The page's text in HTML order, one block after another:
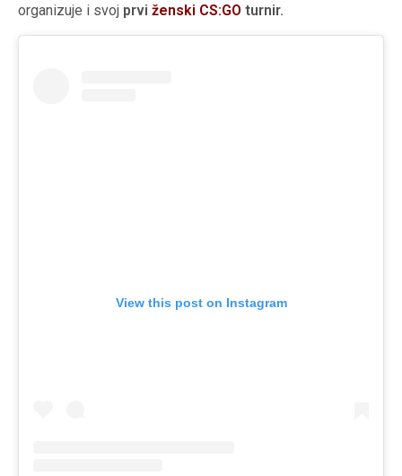
organizuje i svoj prviženski CS:GO turnir.
View this post on Instagram